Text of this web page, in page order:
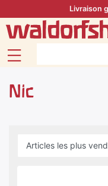
Livraison
Nic